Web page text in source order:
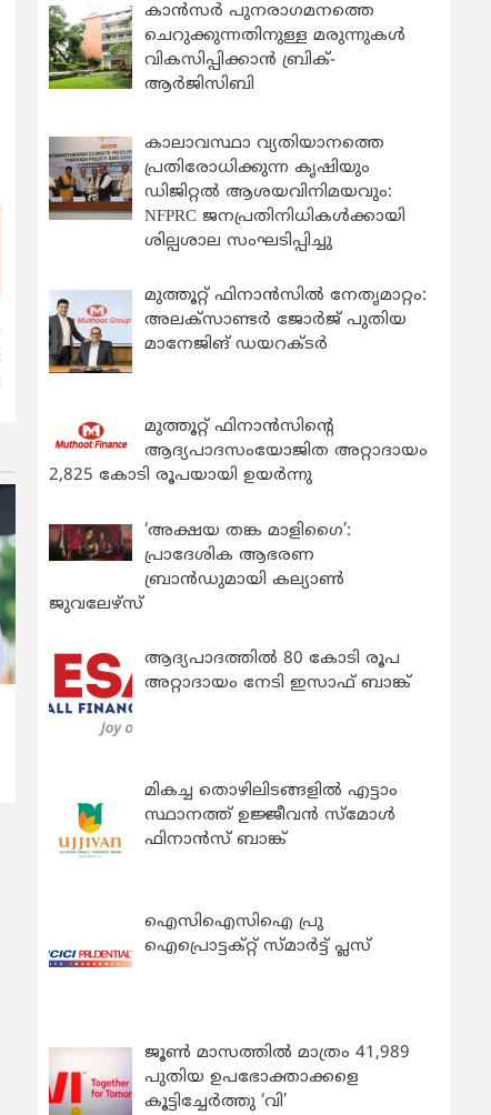
കാന്‍സര്‍ പുനരാഗമനത്തെ
ചെറുക്കുന്നതിനുള്ള മരുന്നുകള്‍
വികസിപ്പിക്കാന്‍ ബ്രിക്-
ആര്‍ജിസിബി
കാലാവസ്ഥാ വ്യതിയാനത്തെ
പ്രതിരോധിക്കുന്ന കൃഷിയും
ഡിജിറ്റൽ ആശയവിനിമയവും:
NFPRC ജനപ്രതിനിധികൾക്കായി
ശില്പശാല സംഘടിപ്പിച്ചു
മുത്തൂറ്റ് ഫിനാൻസിൽ നേതൃമാറ്റം:
അലക്സാണ്ടർ ജോർജ് പുതിയ
മാനേജിങ് ഡയറക്ടർ
മുത്തൂറ്റ് ഫിനാൻസിന്റെ
ആദ്യപാദസംയോജിത അറ്റാദായം
2,825 കോടി രൂപയായി ഉയർന്നു
‘അക്ഷയ തങ്ക മാളിഗൈ’:
പ്രാദേശിക ആഭരണ
ബ്രാന്‍ഡുമായി കല്യാണ്‍
ജുവലേഴ്‌സ്
ആദ്യപാദത്തിൽ 80 കോടി രൂപ
അറ്റാദായം നേടി ഇസാഫ് ബാങ്ക്
മികച്ച തൊഴിലിടങ്ങളിൽ എട്ടാം
സ്ഥാനത്ത് ഉജ്ജീവൻ സ്മോൾ
ഫിനാൻസ് ബാങ്ക്
ഐസിഐസിഐ പ്രു
ഐപ്രൊട്ടക്റ്റ് സ്മാർട്ട് പ്ലസ്
ജൂൺ മാസത്തിൽ മാത്രം 41,989
പുതിയ ഉപഭോക്താക്കളെ
കൂട്ടിച്ചേർത്തു ‘വി’